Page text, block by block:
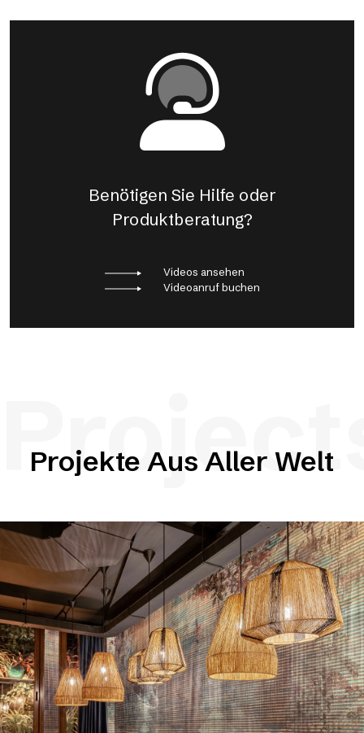
Benötigen Sie Hilfe oder
Produktberatung?
Videos ansehen
Videoanruf buchen
Projekte Aus Aller Welt